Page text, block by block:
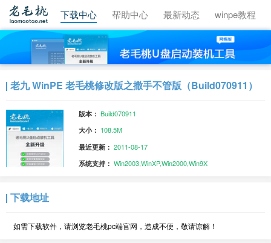
视频教程 下载中心 帮助中心 最新动态 winpe教程
老九 WinPE 老毛桃修改版之撒手不管版（Build070911）
版本： Build070911
大小： 108.5M
最近更新： 2011-08-17
系统支持： Win2003,WinXP,Win2000,Win9X
下载地址
如需下载软件，请浏览老毛桃pc端官网，造成不便，敬请谅解！